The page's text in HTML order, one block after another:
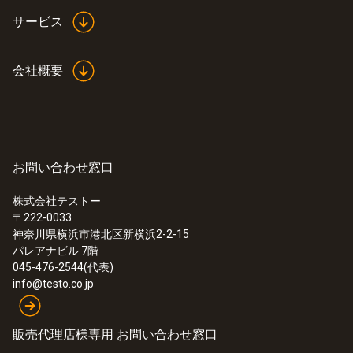
サービス
会社概要
お問い合わせ窓口
株式会社テストー
〒222-0033
神奈川県横浜市港北区新横浜2-2-15
パレアナビル 7階
045-476-2544(代表)
info@testo.co.jp
販売代理店様専用 お問い合わせ窓口